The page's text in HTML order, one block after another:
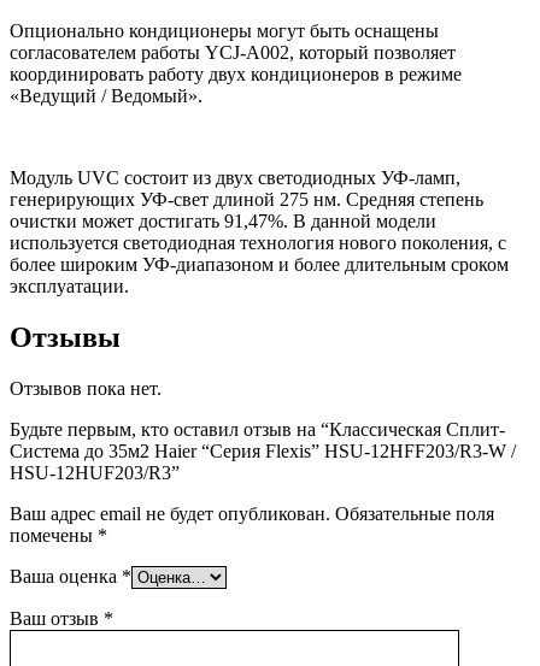
Опционально кондиционеры могут быть оснащены
согласователем работы YCJ-A002, который позволяет
координировать работу двух кондиционеров в режиме
«Ведущий / Ведомый».
Модуль UVC состоит из двух светодиодных УФ-ламп,
генерирующих УФ-свет длиной 275 нм. Средняя степень
очистки может достигать 91,47%. В данной модели
используется светодиодная технология нового поколения, с
более широким УФ-диапазоном и более длительным сроком
эксплуатации.
Отзывы
Отзывов пока нет.
Будьте первым, кто оставил отзыв на “Классическая Сплит-
Система до 35м2 Haier “Серия Flexis” HSU-12HFF203/R3-W /
HSU-12HUF203/R3”
Ваш адрес email не будет опубликован. Обязательные поля
помечены *
Ваша оценка *
Ваш отзыв *